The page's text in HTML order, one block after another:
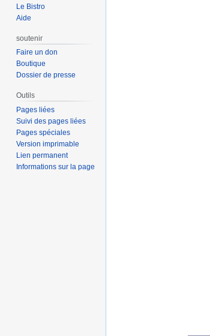
Le Bistro
Aide
soutenir
Faire un don
Boutique
Dossier de presse
Outils
Pages liées
Suivi des pages liées
Pages spéciales
Version imprimable
Lien permanent
Informations sur la page